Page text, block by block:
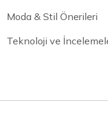
Moda & Stil Önerileri
Teknoloji ve